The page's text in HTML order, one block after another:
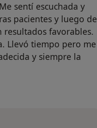
sentí escuchada y
pacientes y luego de
resultados favorables.
Llevó tiempo pero me
y siempre la